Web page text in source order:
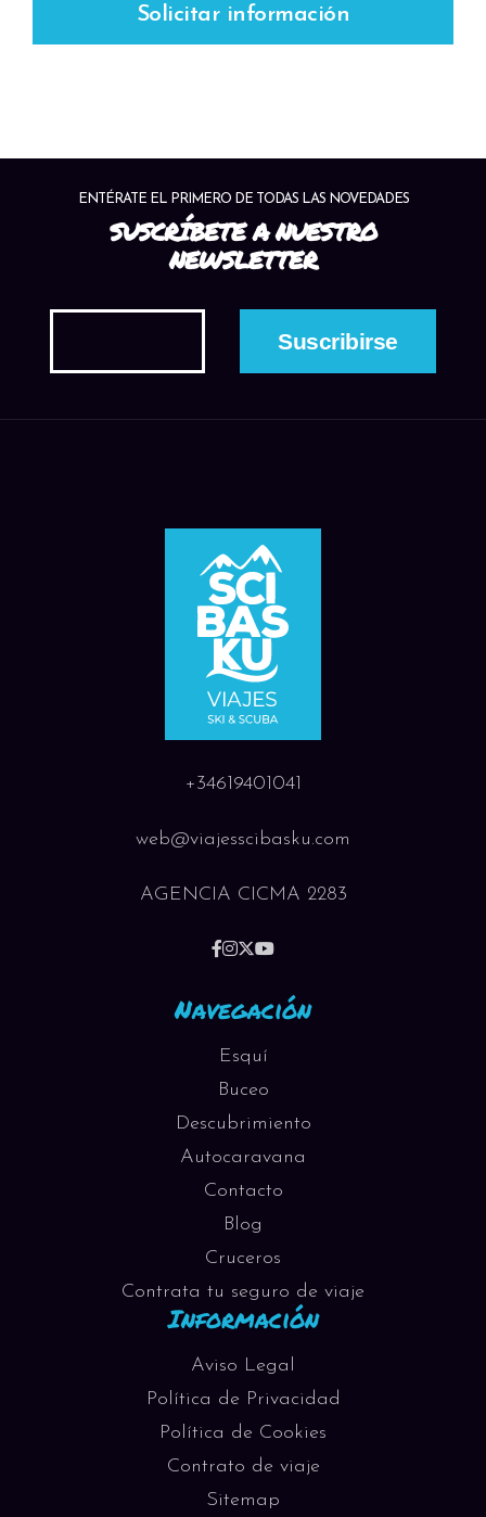
Solicitar información
ENTÉRATE EL PRIMERO DE TODAS LAS NOVEDADES
SUSCRÍBETE A NUESTRO
NEWSLETTER
+34619401041
web@viajesscibasku.com
AGENCIA CICMA 2283
Navegación
Esquí
Buceo
Descubrimiento
Autocaravana
Contacto
Blog
Cruceros
Contrata tu seguro de viaje
Información
Aviso Legal
Política de Privacidad
Política de Cookies
Contrato de viaje
Sitemap